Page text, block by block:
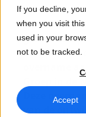
If you decline,
when you visit
used in your
not to be tracked.
Accept
Media en
Breng
Vertaal-
Eenvoudige
AI-
Ebooks
Uitgebreide gidsen
Webinars op
Nieuws
De Acolad
gebied van
Europa -
overname
Groep in
Deze
van de